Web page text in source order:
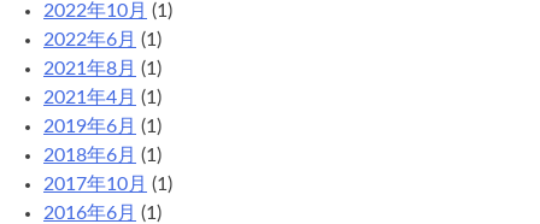
2022年10月 (1)
2022年6月 (1)
2021年8月 (1)
2021年4月 (1)
2019年6月 (1)
2018年6月 (1)
2017年10月 (1)
2016年6月 (1)